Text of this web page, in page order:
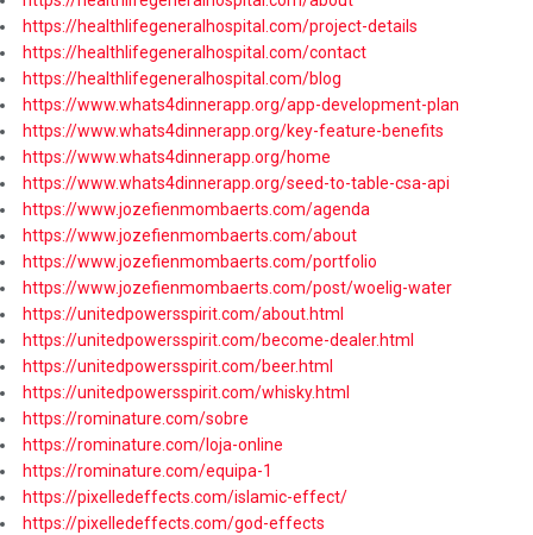
https://healthlifegeneralhospital.com/project-details
https://healthlifegeneralhospital.com/contact
https://healthlifegeneralhospital.com/blog
https://www.whats4dinnerapp.org/app-development-plan
https://www.whats4dinnerapp.org/key-feature-benefits
https://www.whats4dinnerapp.org/home
https://www.whats4dinnerapp.org/seed-to-table-csa-api
https://www.jozefienmombaerts.com/agenda
https://www.jozefienmombaerts.com/about
https://www.jozefienmombaerts.com/portfolio
https://www.jozefienmombaerts.com/post/woelig-water
https://unitedpowersspirit.com/about.html
https://unitedpowersspirit.com/become-dealer.html
https://unitedpowersspirit.com/beer.html
https://unitedpowersspirit.com/whisky.html
https://rominature.com/sobre
https://rominature.com/loja-online
https://rominature.com/equipa-1
https://pixelledeffects.com/islamic-effect/
https://pixelledeffects.com/god-effects